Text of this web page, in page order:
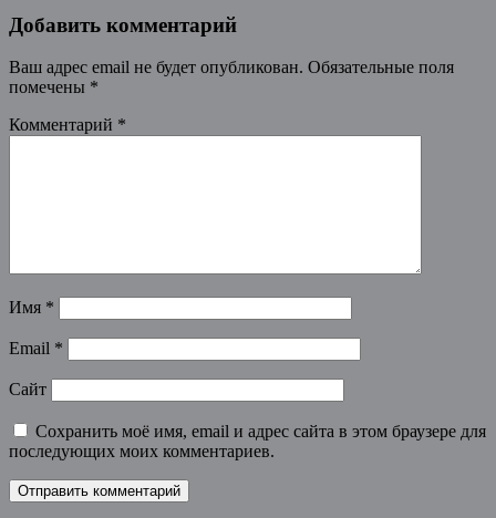
Добавить комментарий
Ваш адрес email не будет опубликован. Обязательные поля
помечены *
Комментарий *
Имя *
Email *
Сайт
Сохранить моё имя, email и адрес сайта в этом браузере для
последующих моих комментариев.